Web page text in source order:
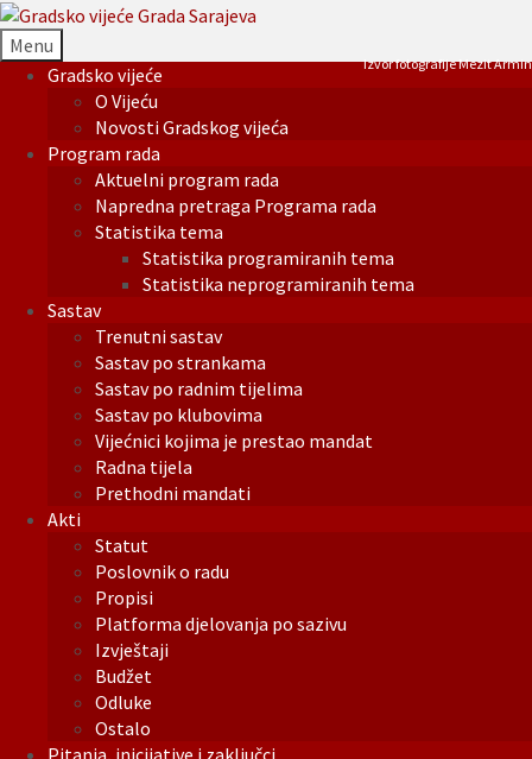
Menu
Gradsko vijeće
O Vijeću
Novosti Gradskog vijeća
Program rada
Aktuelni program rada
Napredna pretraga Programa rada
Statistika tema
Statistika programiranih tema
Statistika neprogramiranih tema
Sastav
Trenutni sastav
Sastav po strankama
Sastav po radnim tijelima
Sastav po klubovima
Vijećnici kojima je prestao mandat
Radna tijela
Prethodni mandati
Akti
Statut
Poslovnik o radu
Propisi
Platforma djelovanja po sazivu
Izvještaji
Budžet
Odluke
Ostalo
Izvor fotografije Mezit Armin